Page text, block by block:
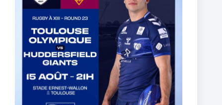
BILLETTERIE PARTENAIRE DEMI-FINALE